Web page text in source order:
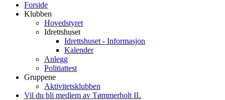
Forside
Klubben
Hovedstyret
Idrettshuset
Idrettshuset - Informasjon
Kalender
Anlegg
Politiattest
Gruppene
Aktivitetsklubben
Vil du bli medlem av Tømmerholt IL